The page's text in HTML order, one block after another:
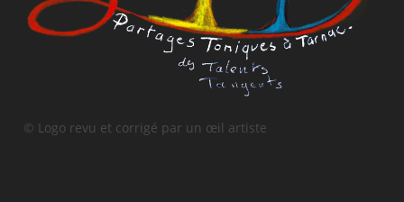
© Logo revu et corrigé par un œil artiste